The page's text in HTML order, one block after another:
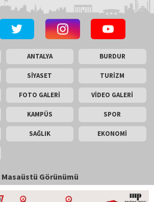
ANTALYA BURDUR
SİYASET TURİZM
FOTO GALERİ VİDEO GALERİ
KAMPÜS SPOR
SAĞLIK EKONOMİ
Masaüstü Görünümü
İletişim